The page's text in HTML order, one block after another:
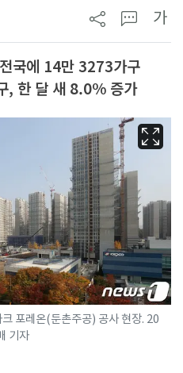
가
국에 14만 3273가구
, 한 달 새 8.0% 증가
포레온(둔촌주공) 공사 현장. 20
기자